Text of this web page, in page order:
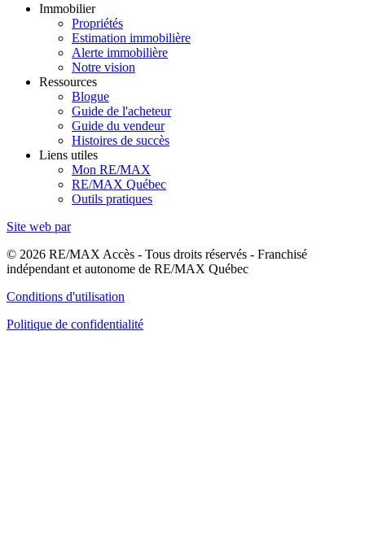
Immobilier
Propriétés
Estimation immobilière
Alerte immobilière
Notre vision
Ressources
Blogue
Guide de l'acheteur
Guide du vendeur
Histoires de succès
Liens utiles
Mon RE/MAX
RE/MAX Québec
Outils pratiques
Site web par
© 2026 RE/MAX Accès - Tous droits réservés - Franchisé
indépendant et autonome de RE/MAX Québec
Conditions d'utilisation
Politique de confidentialité